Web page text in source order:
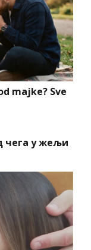
majke? Sve
чега у жељи